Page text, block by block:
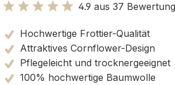
4.9 aus 37
Hochwertige Frottier-Qualität
Attraktives Cornflower-Design
Pflegeleicht und trocknergeeignet
100% hochwertige Baumwolle